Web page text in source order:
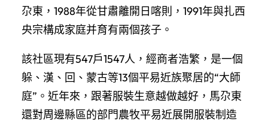
尕東，1988年從甘肅離開日喀則，1991年與扎西
央宗構成家庭并育有兩個孩子。
該社區現有547戶1547人，經商者浩繁，是一個
躲、漢、回、蒙古等13個平易近族聚居的“大師
庭”。近年來，跟著服裝生意越做越好，馬尕東
還對周邊縣區的部門農牧平易近展開服裝制造